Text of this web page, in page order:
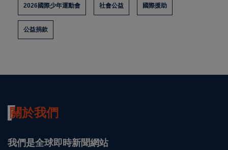
2026國際少年運動會 社會公益 國際援助
公益捐款
關於我們
我們是全球即時新聞網站